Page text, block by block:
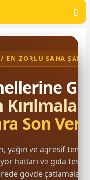
Yazılım Paketleri
Hareket Kontrol Üniteleri
SAFETY
Unified Runtime Yazılımları
/ EN ZORLU SAHA
Son
yağın ve agresif
hatları ve gıda
gövde